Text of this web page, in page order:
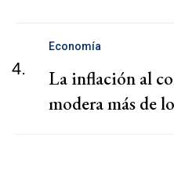
4.
Economía
La inflación al
modera más de